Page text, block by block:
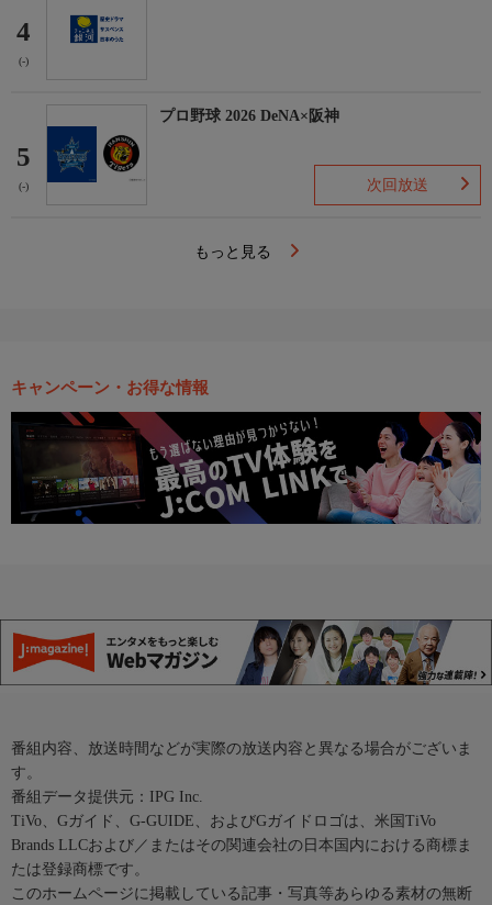
4
(-)
5
(-)
プロ野球 2026 DeNA×阪神
次回放送
もっと見る
キャンペーン・お得な情報
番組内容、放送時間などが実際の放送内容と異なる場合がございま
す。
番組データ提供元：IPG Inc.
TiVo、Gガイド、G-GUIDE、およびGガイドロゴは、米国TiVo
Brands LLCおよび／またはその関連会社の日本国内における商標ま
たは登録商標です。
このホームページに掲載している記事・写真等あらゆる素材の無断